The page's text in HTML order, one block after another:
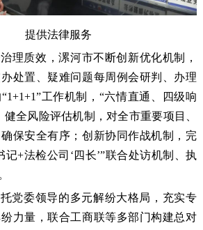
提供法律服务
理质效，漯河市不断创新优化机制，
处置、疑难问题每周例会研判、办理
工作机制，“六情直通、四级响
全风险评估机制，对全市重要项目、
保安全有序；创新协同作战机制，完
+法检公司‘四长’”联合处访机制、执
党委领导的多元解纷大格局，充实专
力量，联合工商联等多部门构建总对